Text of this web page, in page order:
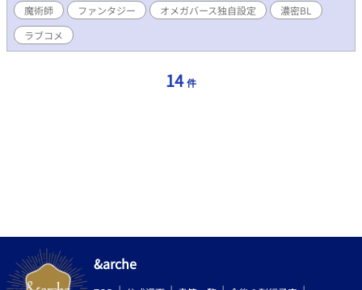
魔術師
ファンタジー オメガバース独自設定
濃密BL
ラブコメ
14 件
&arche